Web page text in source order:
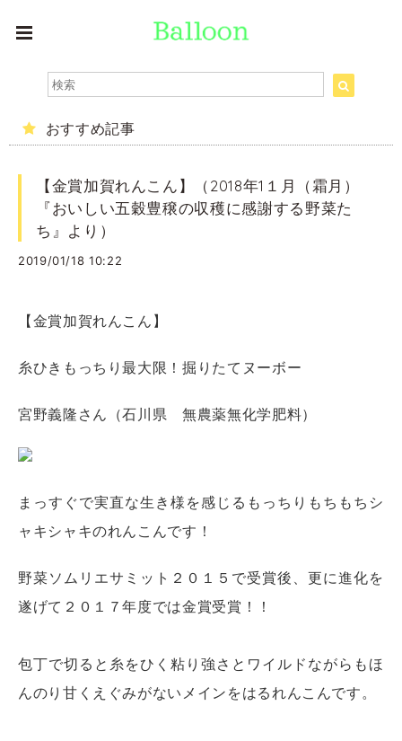
おすすめ記事
【金賞加賀れんこん】（2018年1１月（霜月）
『おいしい五穀豊穣の収穫に感謝する野菜た
ち』より）
2019/01/18 10:22
【金賞加賀れんこん】
糸ひきもっちり最大限！掘りたてヌーボー
宮野義隆さん（石川県 無農薬無化学肥料）
まっすぐで実直な生き様を感じるもっちりもちもちシ
ャキシャキのれんこんです！
野菜ソムリエサミット２０１５で受賞後、更に進化を
遂げて２０１７年度では金賞受賞！！
包丁で切ると糸をひく粘り強さとワイルドながらもほ
んのり甘くえぐみがないメインをはるれんこんです。